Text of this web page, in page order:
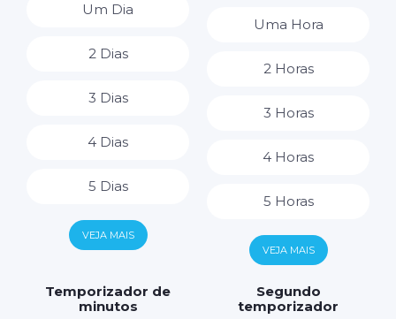
Um Dia
2 Dias
3 Dias
4 Dias
5 Dias
6 Dias
VEJA MAIS
Uma Hora
2 Horas
3 Horas
4 Horas
5 Horas
6 Horas
7 Horas
VEJA MAIS
Temporizador de
minutos
Segundo
temporizador